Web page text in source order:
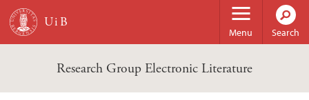
Skip to main content
Menu Search
Research Group Electronic Literature